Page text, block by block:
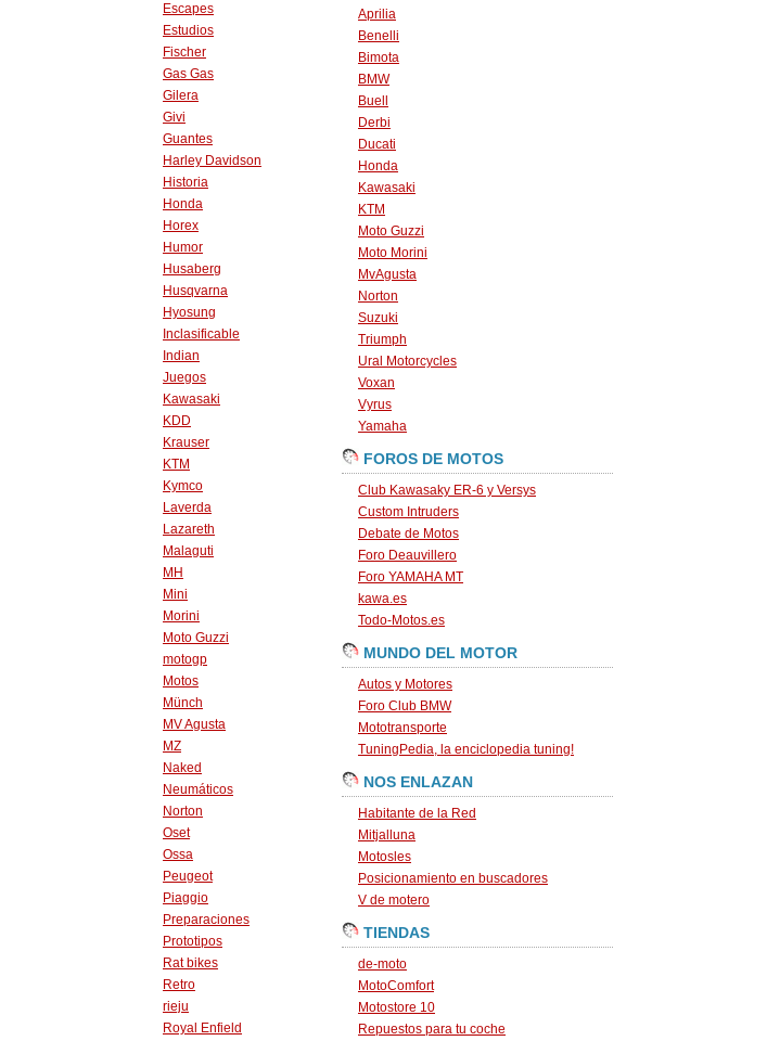
Escapes
Estudios
Fischer
Gas Gas
Gilera
Givi
Guantes
Harley Davidson
Historia
Honda
Horex
Humor
Husaberg
Husqvarna
Hyosung
Inclasificable
Indian
Juegos
Kawasaki
KDD
Krauser
KTM
Kymco
Laverda
Lazareth
Malaguti
MH
Mini
Morini
Moto Guzzi
motogp
Motos
Münch
MV Agusta
MZ
Naked
Neumáticos
Norton
Oset
Ossa
Peugeot
Piaggio
Preparaciones
Prototipos
Rat bikes
Retro
rieju
Royal Enfield
Aprilia
Benelli
Bimota
BMW
Buell
Derbi
Ducati
Honda
Kawasaki
KTM
Moto Guzzi
Moto Morini
MvAgusta
Norton
Suzuki
Triumph
Ural Motorcycles
Voxan
Vyrus
Yamaha
FOROS DE MOTOS
Club Kawasaky ER-6 y Versys
Custom Intruders
Debate de Motos
Foro Deauvillero
Foro YAMAHA MT
kawa.es
Todo-Motos.es
MUNDO DEL MOTOR
Autos y Motores
Foro Club BMW
Mototransporte
TuningPedia, la enciclopedia tuning!
NOS ENLAZAN
Habitante de la Red
Mitjalluna
Motosles
Posicionamiento en buscadores
V de motero
TIENDAS
de-moto
MotoComfort
Motostore 10
Repuestos para tu coche